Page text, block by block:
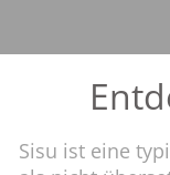
Sisu ist eine